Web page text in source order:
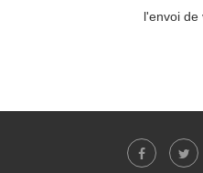
l'envoi de